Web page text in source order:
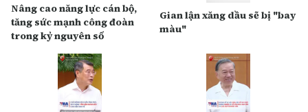
Nâng cao năng lực cán bộ,
tăng sức mạnh công đoàn
trong kỷ nguyên số
Gian lận xăng dầu sẽ bị "bay
màu"